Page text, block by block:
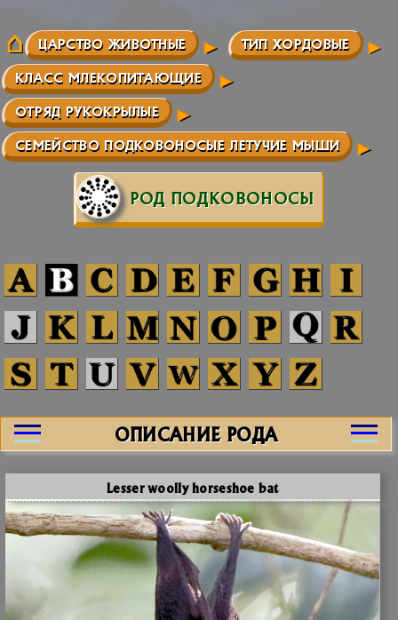
ЦАРСТВО ЖИВОТНЫЕ ТИП ХОРДОВЫЕ
КЛАСС МЛЕКОПИТАЮЩИЕ
ОТРЯД РУКОКРЫЛЫЕ
СЕМЕЙСТВО ПОДКОВОНОСЫЕ ЛЕТУЧИЕ МЫШИ
РОД ПОДКОВОНОСЫ
ОПИСАНИЕ РОДА
Lesser woolly horseshoe bat